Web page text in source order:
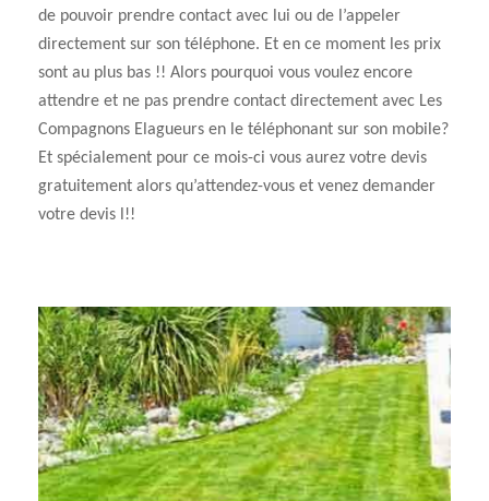
de pouvoir prendre contact avec lui ou de l’appeler
directement sur son téléphone. Et en ce moment les prix
sont au plus bas !! Alors pourquoi vous voulez encore
attendre et ne pas prendre contact directement avec Les
Compagnons Elagueurs en le téléphonant sur son mobile?
Et spécialement pour ce mois-ci vous aurez votre devis
gratuitement alors qu’attendez-vous et venez demander
votre devis l!!